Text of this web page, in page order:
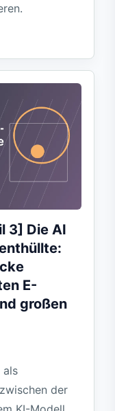
3] Die AI
E-
großen
als
der